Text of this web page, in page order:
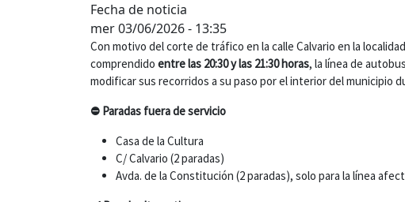
Fecha de noticia
mer 03/06/2026 - 13:35
Con motivo del corte de tráfico en la calle Calvario en la
comprendido entre las 20:30 y las 21:30 horas, la línea de
modificar sus recorridos a su paso por el interior del municipio
⛔ Paradas fuera de servicio
Casa de la Cultura
C/ Calvario (2 paradas)
Avda. de la Constitución (2 paradas), solo para la línea